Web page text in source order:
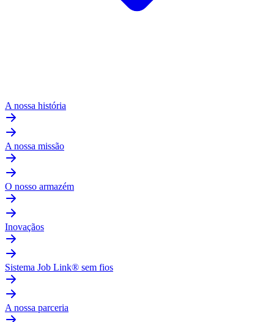
A nossa história
A nossa missão
O nosso armazém
Inovaçãos
Sistema Job Link® sem fios
A nossa parceria